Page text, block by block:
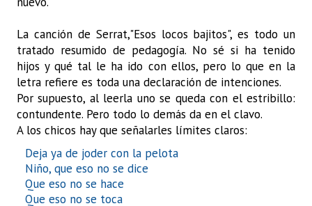
La canción de Serrat,"Esos locos bajitos", es todo un
tratado resumido de pedagogía. No sé si ha tenido
hijos y qué tal le ha ido con ellos, pero lo que en la
letra refiere es toda una declaración de intenciones.
Por supuesto, al leerla uno se queda con el estribillo:
contundente. Pero todo lo demás da en el clavo.
A los chicos hay que señalarles límites claros:
Deja ya de joder con la pelota
Niño, que eso no se dice
Que eso no se hace
Que eso no se toca